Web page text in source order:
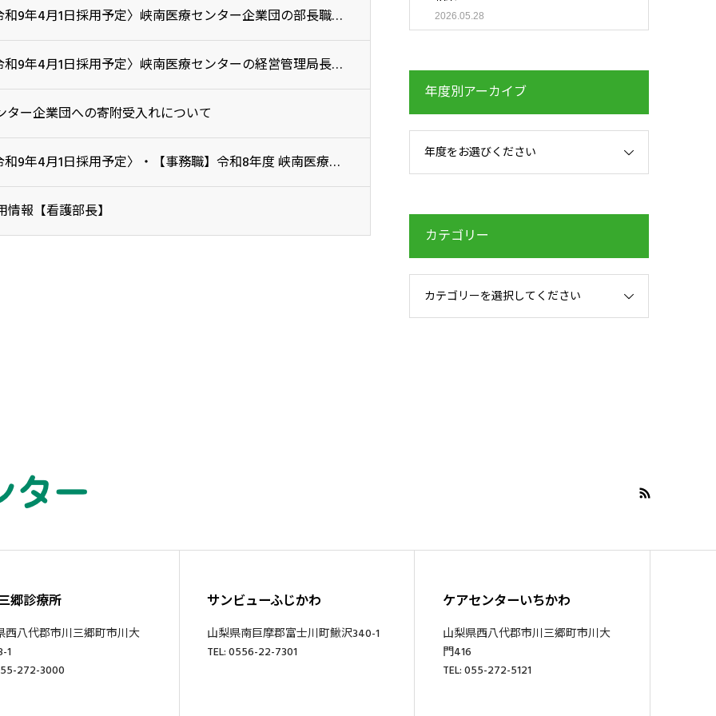
〈令和9年4月1日採用予定〉峡南医療センター企業団の部長職の公募について
〈令和9年4月1日採用予定〉峡南医療センターの経営管理局長の公募について
ター企業団への寄附受入れについて
〈令和9年4月1日採用予定〉・【事務職】令和8年度 峡南医療センター企業団職員採用試験
情報【看護部長】
2026.05.28
年度別アーカイブ
年度をお選びください
カテゴリー
カテゴリーを選択してください
郷診療所
西八代郡市川三郷町市川大
1
272-3000
サンビューふじかわ
山梨県南巨摩郡富士川町鰍沢340-1
TEL: 0556-22-7301
ケアセンターいちかわ
山梨県西八代郡市川三郷町市川大
門416
TEL: 055-272-5121